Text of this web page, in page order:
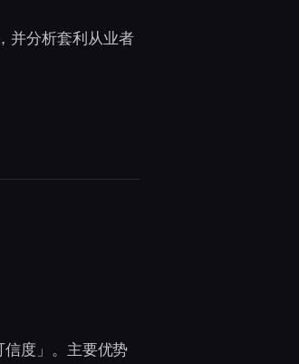
并分析套利从业者
度」。主要优势